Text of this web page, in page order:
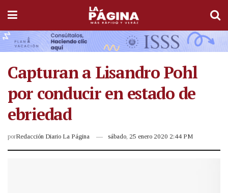
Capturan a Lisandro Pohl
por conducir en estado de
ebriedad
porRedacción Diario La Página sábado, 25 enero 2020 2:44 PM